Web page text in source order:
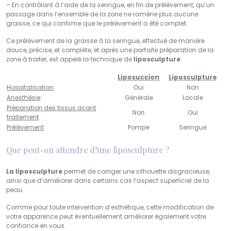
– En contrôlant à l’aide de la seringue, en fin de prélèvement, qu’un
passage dans l’ensemble de la zone ne ramène plus aucune
graisse, ce qui confirme que le prélèvement a été complet.
Ce prélèvement de la graisse à la seringue, effectué de manière
douce, précise, et complète, et après une parfaite préparation de la
zone à traiter, est appelé la technique de liposculpture.
Liposuccion
Liposculpture
Hospitalisation
Oui
Non
Anesthésie
Générale
Locale
Préparation des tissus avant
traitement
Non
Oui
Prélèvement
Pompe Seringue
Que peut-on attendre d’une liposculpture ?
La liposculpture permet de corriger une silhouette disgracieuse,
ainsi que d’améliorer dans certains cas l’aspect superficiel de la
peau.
Comme pour toute intervention d’esthétique, cette modification de
votre apparence peut éventuellement améliorer également votre
confiance en vous.